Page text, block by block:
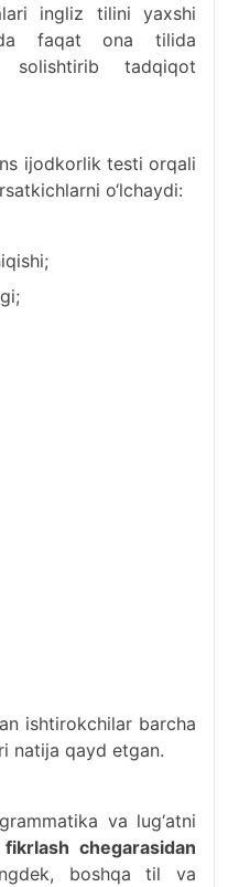
ingliz tilini yaxshi
faqat ona tilida
solishtirib tadqiqot
ijodkorlik testi orqali
o‘lchaydi:
ishtirokchilar barcha
natija qayd etgan.
va lug‘atni
chegarasidan
boshqa til va